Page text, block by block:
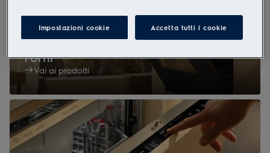
Forni
Vai ai prodotti
Impostazioni cookie Accetta tutti i cookie